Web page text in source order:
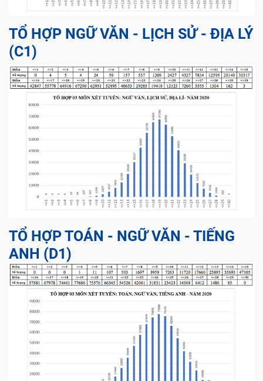
TỔ HỢP NGỮ VĂN - LỊCH SỬ - ĐỊA LÝ
(C1)
TỔ HỢP TOÁN - NGỮ VĂN - TIẾNG
ANH (D1)